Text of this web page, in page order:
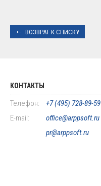
ВОЗВРАТ К СПИСКУ
КОНТАКТЫ
Телефон:
+7 (495) 728-89-59
E-mail:
office@arppsoft.ru
pr@arppsoft.ru